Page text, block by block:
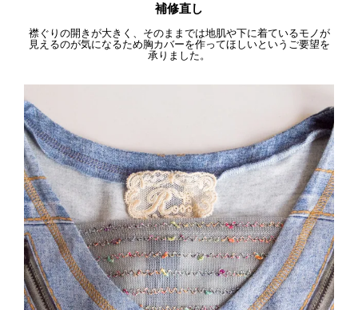
補修直し
襟ぐりの開きが大きく、そのままでは地肌や下に着ているモノが
見えるのが気になるため胸カバーを作ってほしいというご要望を
承りました。